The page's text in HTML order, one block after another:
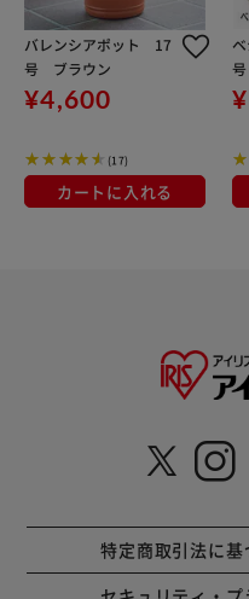
バレンシアポット 17
号 ブラウン
¥4,600
(17)
カートに入れる
ン
特定商取引法に